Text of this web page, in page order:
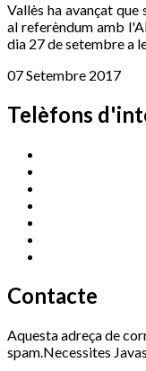
Vallès ha avançat
al referèndum amb
dia 27 de setembre a
07 Setembre 2017
Telèfons
Contacte
Aquesta adreça de
spam.Necessites